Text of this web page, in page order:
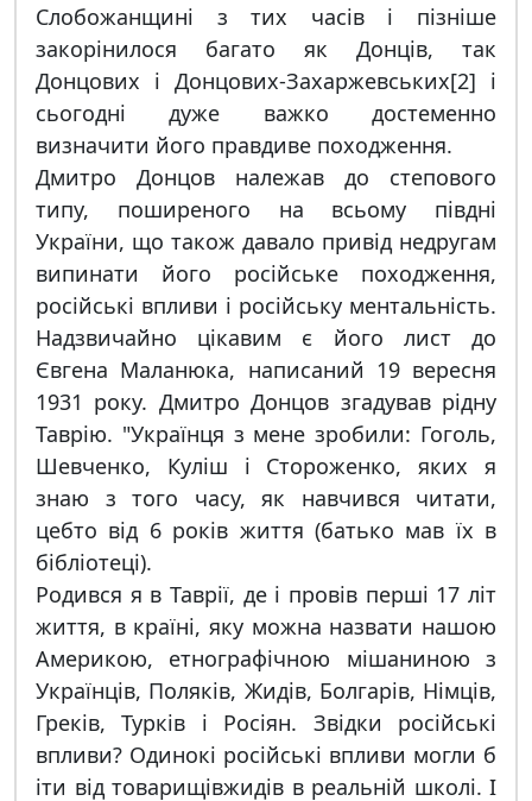
Слобожанщині з тих часів і пізніше
закорінилося багато як Донців, так
Донцових і Донцових-Захаржевських[2] і
сьогодні дуже важко достеменно
визначити його правдиве походження.
Дмитро Донцов належав до степового
типу, поширеного на всьому півдні
України, що також давало привід недругам
випинати його російське походження,
російські впливи і російську ментальність.
Надзвичайно цікавим є його лист до
Євгена Маланюка, написаний 19 вересня
1931 року. Дмитро Донцов згадував рідну
Таврію. "Українця з мене зробили: Гоголь,
Шевченко, Куліш і Стороженко, яких я
знаю з того часу, як навчився читати,
цебто від 6 років життя (батько мав їх в
бібліотеці).
Родився я в Таврії, де і провів перші 17 літ
життя, в країні, яку можна назвати нашою
Америкою, етнографічною мішаниною з
Українців, Поляків, Жидів, Болгарів, Німців,
Греків, Турків і Росіян. Звідки російські
впливи? Одинокі російські впливи могли б
іти від товарищівжидів в реальній школі. І